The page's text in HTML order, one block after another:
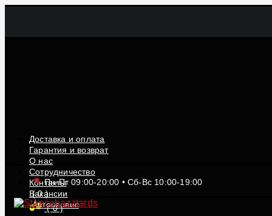
Доставка и оплата
Гарантия и возврат
О нас
Сотрудничество
Контакты
Вакансии
Автосервис
Пн-Пт 09:00-20:00 • Сб-Вс 10:00-19:00
(0)
(0)